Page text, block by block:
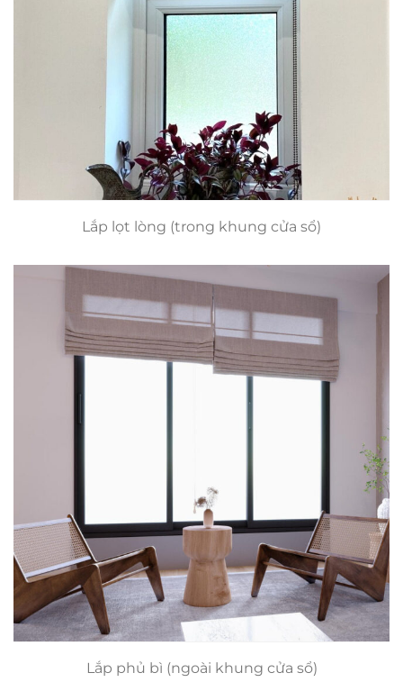
Lắp lọt lòng (trong khung cửa sổ)
Lắp phủ bì (ngoài khung cửa sổ)